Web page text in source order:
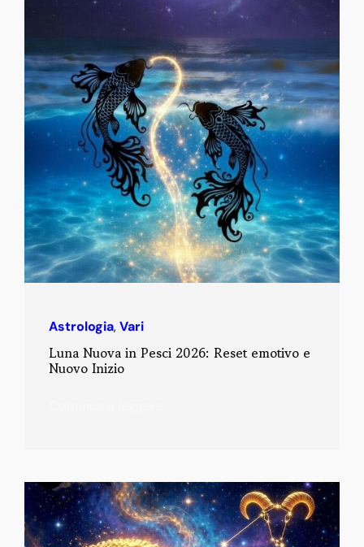
Astrologia,Vari
Luna Nuova in Pesci 2026: Reset emotivo e
Nuovo Inizio